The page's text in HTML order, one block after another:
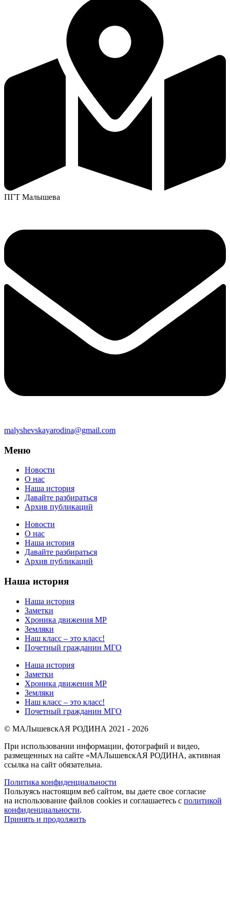
ПГТ Малышева
malyshevskayarodina@gmail.com
Меню
Новости
О нас
Наша история
Давайте разбираться
Архив публикаций
Новости
О нас
Наша история
Давайте разбираться
Архив публикаций
Наша история
Наша история
Заметки
Хроника движения МР
Земляки
Наш класс – это класс!
Почетный гражданин МГО
Наша история
Заметки
Хроника движения МР
Земляки
Наш класс – это класс!
Почетный гражданин МГО
© МАЛышевскАЯ РОДИНА 2021 - 2026
При использовании информации, фотографий и видео,
размещенных на сайте «МАЛышевскАЯ РОДИНА, активная
ссылка на сайт обязательна.
Политика конфиденциальности
Пользуясь настоящим веб сайтом, вы даете свое согласие
на использование файлов cookies и соглашаетесь с политикой
конфиденциальности.
Принять и продолжить